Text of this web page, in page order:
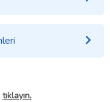
tıklayın.